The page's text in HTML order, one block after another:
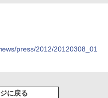
press/2012/20120308_01
に戻る